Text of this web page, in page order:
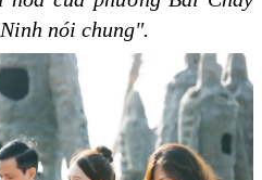
nói chung".